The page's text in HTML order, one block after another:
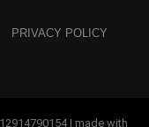
PRIVACY POLICY
| made with